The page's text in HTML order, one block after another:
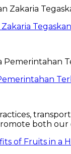
Zakaria
of Fruits in a